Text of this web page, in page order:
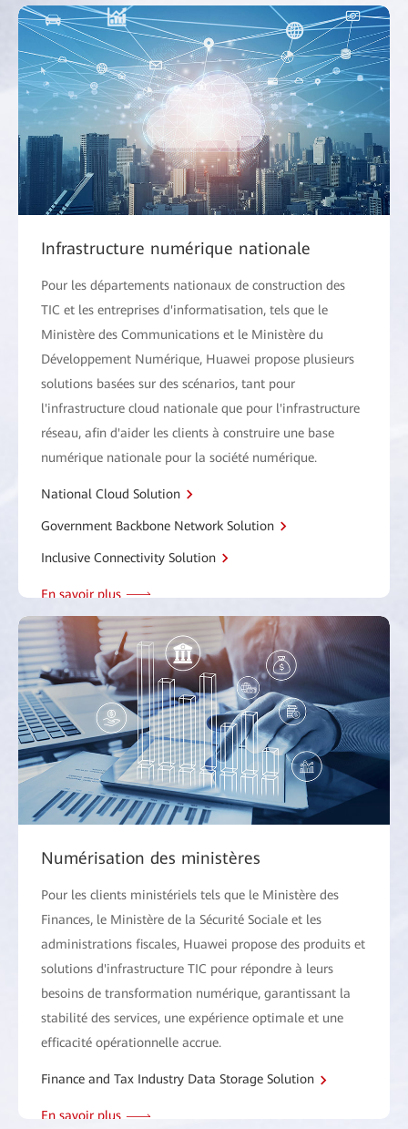
Infrastructure numérique nationale
Pour les départements nationaux de construction des
TIC et les entreprises d'informatisation, tels que le
Ministère des Communications et le Ministère du
Développement Numérique, Huawei propose plusieurs
solutions basées sur des scénarios, tant pour
l'infrastructure cloud nationale que pour l'infrastructure
réseau, afin d'aider les clients à construire une base
numérique nationale pour la société numérique.
National Cloud Solution
Government Backbone Network Solution
Inclusive Connectivity Solution
En savoir plus
Numérisation des ministères
Pour les clients ministériels tels que le Ministère des
Finances, le Ministère de la Sécurité Sociale et les
administrations fiscales, Huawei propose des produits et
solutions d'infrastructure TIC pour répondre à leurs
besoins de transformation numérique, garantissant la
stabilité des services, une expérience optimale et une
efficacité opérationnelle accrue.
Finance and Tax Industry Data Storage Solution
En savoir plus